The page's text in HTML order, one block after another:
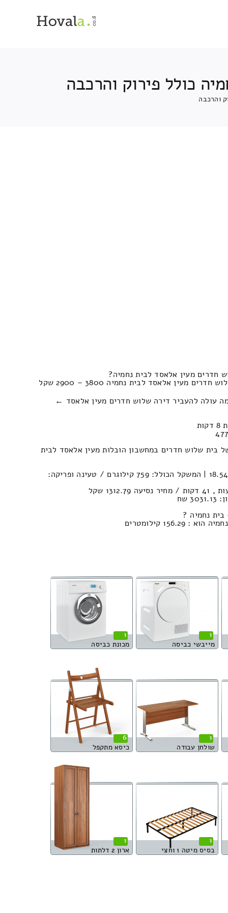
כולל פירוק והרכבה
והרכבה
חדרים מעין אלאסד לבית נחמיה?
מעין אלאסד לבית נחמיה 3800 – 2900 שקל
עולה להעביר דירה שלוש חדרים מעין אלאסד ←
בית שלוש חדרים במחשבון הובלות מעין אלאסד לבית
נפח חפצים במשאית : 18.54м³ | המשקל הכולל: 759 קילוגרם / טעינה ופריקה:
שח
נחמיה ?
קילומטרים
1
מייבשי כביסה
1
מכונת כביסה
1
שולחן עבודה
6
כיסא מתקפל
1
בסיס מיטה 1 וחצי
1
ארון 2 דלתות